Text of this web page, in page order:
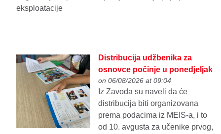
eksploatacije
Distribucija udžbenika za
osnovce počinje u ponedjeljak
on 06/08/2026 at 09:04
Iz Zavoda su naveli da će
distribucija biti organizovana
prema podacima iz MEIS-a, i to
od 10. avgusta za učenike prvog,